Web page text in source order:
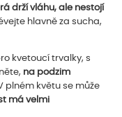
drží vláhu, ale nestojí
hlavně za sucha,
kvetoucí trvalky, s
na podzim
plném květu se může
má velmi